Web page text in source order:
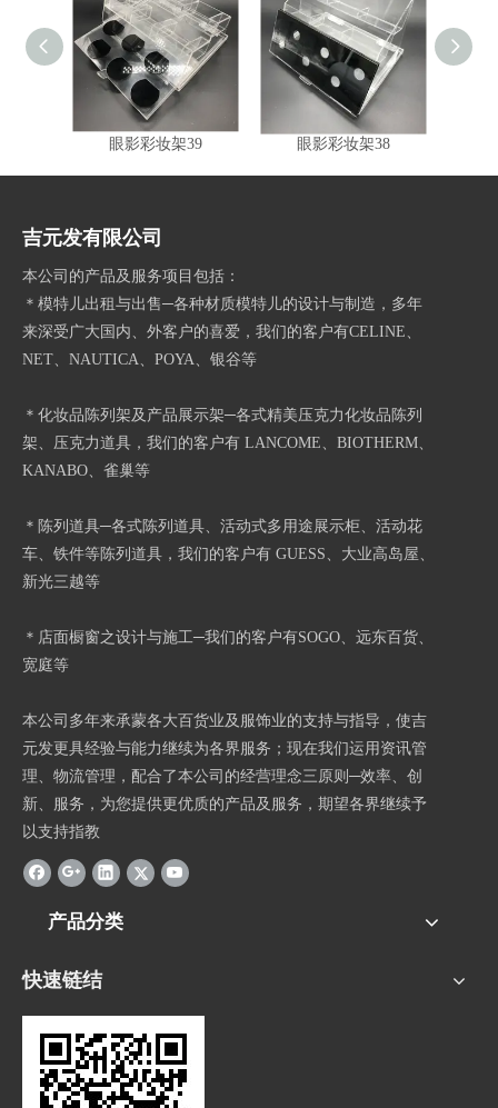
眼影彩妆架39 眼影彩妆架38
吉元发有限公司
本公司的产品及服务项目包括：
＊模特儿出租与出售─各种材质模特儿的设计与制造，多年
来深受广大国内、外客户的喜爱，我们的客户有CELINE、
NET、NAUTICA、POYA、银谷等
＊化妆品陈列架及产品展示架─各式精美压克力化妆品陈列
架、压克力道具，我们的客户有 LANCOME、BIOTHERM、
KANABO、雀巢等
＊陈列道具─各式陈列道具、活动式多用途展示柜、活动花
车、铁件等陈列道具，我们的客户有 GUESS、大业高岛屋、
新光三越等
＊店面橱窗之设计与施工─我们的客户有SOGO、远东百货、
宽庭等
本公司多年来承蒙各大百货业及服饰业的支持与指导，使吉
元发更具经验与能力继续为各界服务；现在我们运用资讯管
理、物流管理，配合了本公司的经营理念三原则─效率、创
新、服务，为您提供更优质的产品及服务，期望各界继续予
以支持指教
产品分类
快速链结